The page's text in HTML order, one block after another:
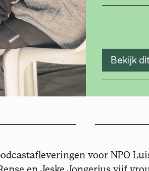
Bekijk
voor NPO